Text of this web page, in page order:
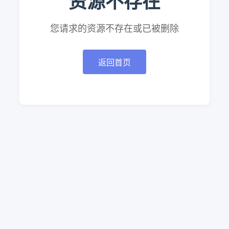
您请求的资源不存在或已被删除
返回首页